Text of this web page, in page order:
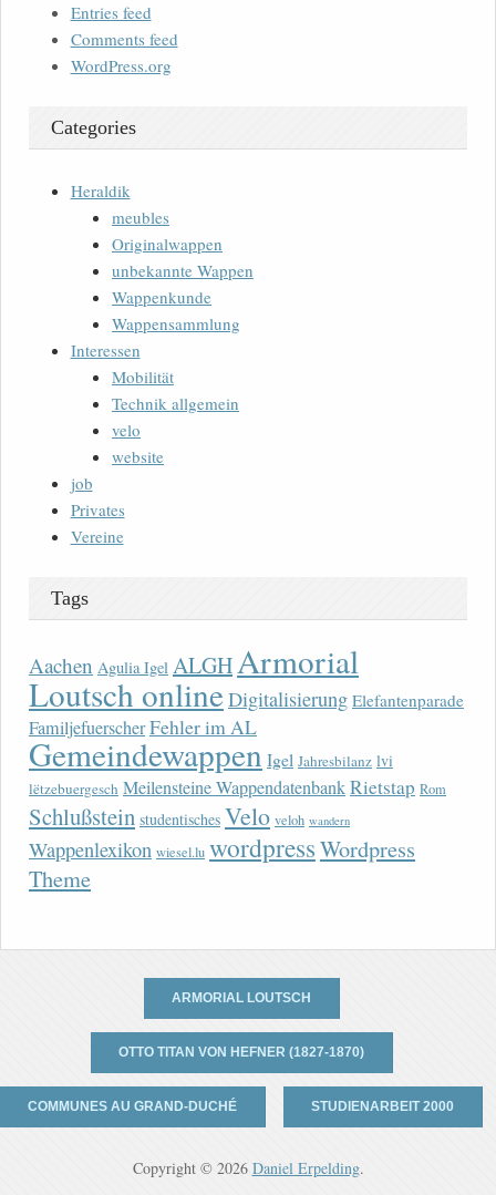
Entries feed
Comments feed
WordPress.org
Categories
Heraldik
meubles
Originalwappen
unbekannte Wappen
Wappenkunde
Wappensammlung
Interessen
Mobilität
Technik allgemein
velo
website
job
Privates
Vereine
Tags
Aachen Agulia Igel ALGHArmorial
Loutsch onlineDigitalisierung Elefantenparade
FamiljefuerscherFehler im AL
Gemeindewappen Igel Jahresbilanz lvi
lëtzebuergesch Meilensteine WappendatenbankRietstap Rom
Schlußstein studentisches Velo veloh wandern
Wappenlexikon wiesel.lu wordpressWordpress
Theme
ARMORIAL LOUTSCH
OTTO TITAN VON HEFNER (1827-1870)
COMMUNES AU GRAND-DUCHÉ STUDIENARBEIT 2000
Copyright © 2026 Daniel Erpelding.